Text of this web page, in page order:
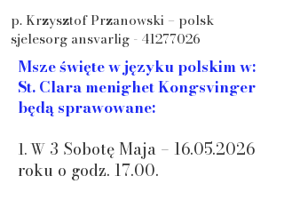
p. Krzysztof Przanowski – polsk
sjelesorg ansvarlig - 41277026
Msze święte w języku polskim w:
St. Clara menighet Kongsvinger
będą sprawowane:
1. W 3 Sobotę Maja – 16.05.2026
roku o godz. 17.00.